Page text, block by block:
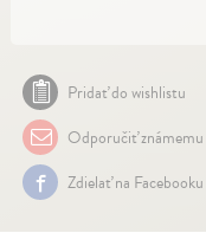
Pridať do wishlistu
Odporučiť známemu
Zdielať na Facebooku